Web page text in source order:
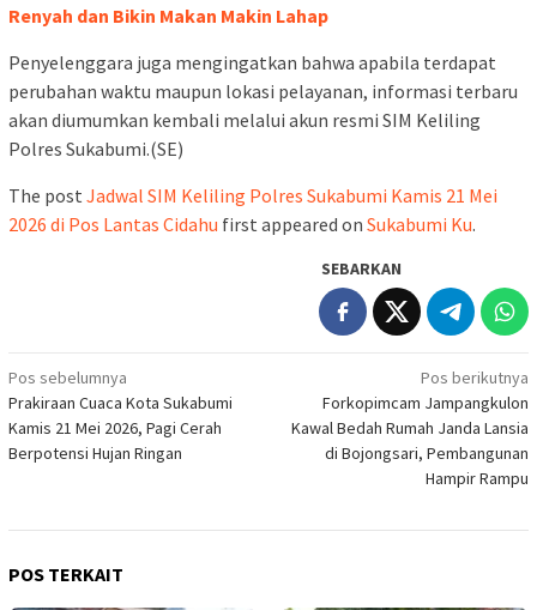
Renyah dan Bikin Makan Makin Lahap
Penyelenggara juga mengingatkan bahwa apabila terdapat
perubahan waktu maupun lokasi pelayanan, informasi terbaru
akan diumumkan kembali melalui akun resmi SIM Keliling
Polres Sukabumi.(SE)
The post Jadwal SIM Keliling Polres Sukabumi Kamis 21 Mei
2026 di Pos Lantas Cidahu first appeared on Sukabumi Ku.
SEBARKAN
Navigasi
pos
Pos sebelumnya
Prakiraan Cuaca Kota Sukabumi
Kamis 21 Mei 2026, Pagi Cerah
Berpotensi Hujan Ringan
Pos berikutnya
Forkopimcam Jampangkulon
Kawal Bedah Rumah Janda Lansia
di Bojongsari, Pembangunan
Hampir Rampu
POS TERKAIT